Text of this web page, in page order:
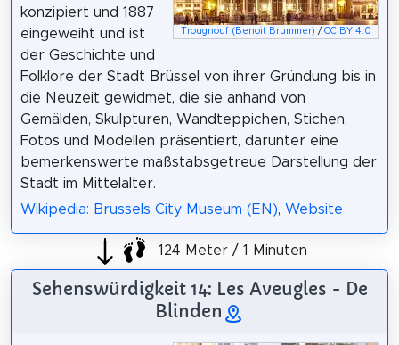
Trougnouf (Benoit Brummer) / CC BY 4.0
konzipiert und 1887
eingeweiht und ist
der Geschichte und
Folklore der Stadt Brüssel von ihrer Gründung bis in
die Neuzeit gewidmet, die sie anhand von
Gemälden, Skulpturen, Wandteppichen, Stichen,
Fotos und Modellen präsentiert, darunter eine
bemerkenswerte maßstabsgetreue Darstellung der
Stadt im Mittelalter.
Wikipedia: Brussels City Museum (EN), Website
124 Meter / 1 Minuten
Sehenswürdigkeit 14: Les Aveugles - De
Blinden